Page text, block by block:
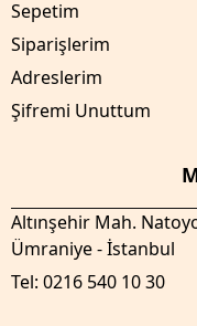
Sepetim
Siparişlerim
Adreslerim
Şifremi Unuttum
Altınşehir Mah.
Ümraniye - İstanbul
Tel: 0216 540 10 30